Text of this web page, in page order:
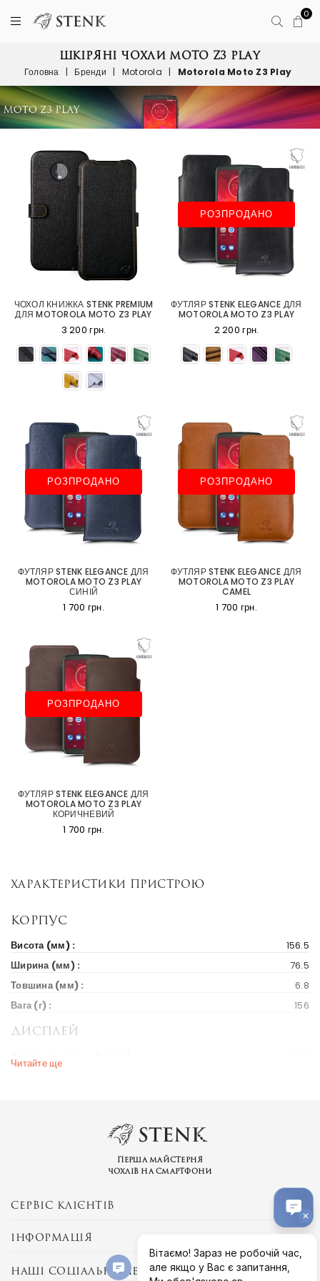
0
ШКІРЯНІ ЧОХЛИ MOTO Z3 PLAY
Головна | Бренди | Motorola | Motorola Moto Z3 Play
ЧОХОЛ КНИЖКА STENK PREMIUM
ДЛЯ MOTOROLA MOTO Z3 PLAY
3 200 грн.
РОЗПРОДАНО
ФУТЛЯР STENK ELEGANCE ДЛЯ
MOTOROLA MOTO Z3 PLAY
2 200 грн.
РОЗПРОДАНО
ФУТЛЯР STENK ELEGANCE ДЛЯ
MOTOROLA MOTO Z3 PLAY
СИНІЙ
1 700 грн.
РОЗПРОДАНО
ФУТЛЯР STENK ELEGANCE ДЛЯ
MOTOROLA MOTO Z3 PLAY
CAMEL
1 700 грн.
РОЗПРОДАНО
ФУТЛЯР STENK ELEGANCE ДЛЯ
MOTOROLA MOTO Z3 PLAY
КОРИЧНЕВИЙ
1 700 грн.
Характеристики пристрою
Корпус
Висота (мм) :
156.5
Ширина (мм) :
76.5
Товшина (мм) :
6.8
Вага (г) :
156
Дисплей
Діагональ екрану (дюйм) :
Ціна на старті продажів :
Бренд та модель
Серія пристрою : Moto Z
Читайте ще
Перша майстерня
чохлів на смартфони
СЕРВІС КЛІЄНТІВ
ІНФОРМАЦІЯ
НАШІ СОЦІАЛЬНІ МЕРЕЖІ